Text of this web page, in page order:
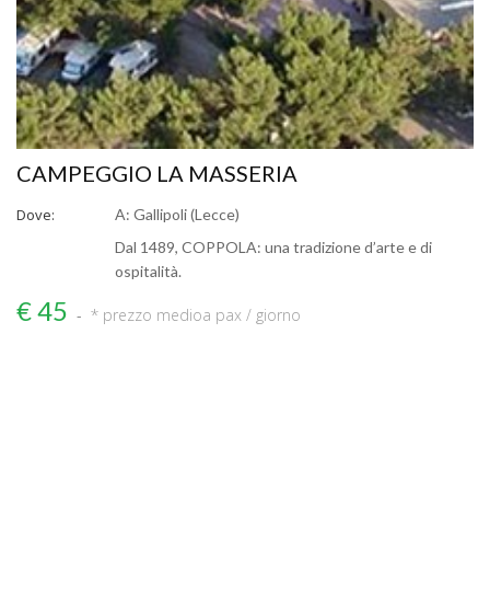
CAMPEGGIO LA MASSERIA
Dove:
A: Gallipoli (Lecce)
Dal 1489, COPPOLA: una tradizione d’arte e di
ospitalità.
€ 45 * prezzo medioa pax / giorno